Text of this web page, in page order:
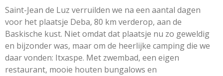
Saint-Jean de Luz verruilden we na een aantal dagen
voor het plaatsje Deba, 80 km verderop, aan de
Baskische kust. Niet omdat dat plaatsje nu zo geweldig
en bijzonder was, maar om de heerlijke camping die we
daar vonden: Itxaspe. Met zwembad, een eigen
restaurant, mooie houten bungalows en